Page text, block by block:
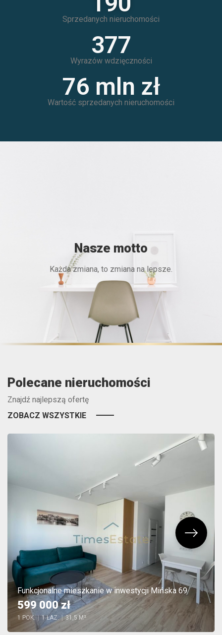
Sprzedanych nieruchomości
380
Wyrazów wdzięczności
90 mln zł
Wartość sprzedanych nieruchomości
Nasze motto
Każda zmiana, to zmiana na lepsze.
Polecane nieruchomości
Znajdź najlepszą ofertę
ZOBACZ WSZYSTKIE
Funkcjonalne mieszkanie w inwestycji Mińska 69
599 000 zł
1 POK. | 1 ŁAZ. | 31,5 M²